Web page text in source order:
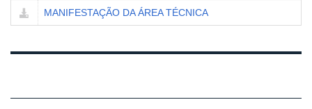
MANIFESTAÇÃO DA ÁREA TÉCNICA